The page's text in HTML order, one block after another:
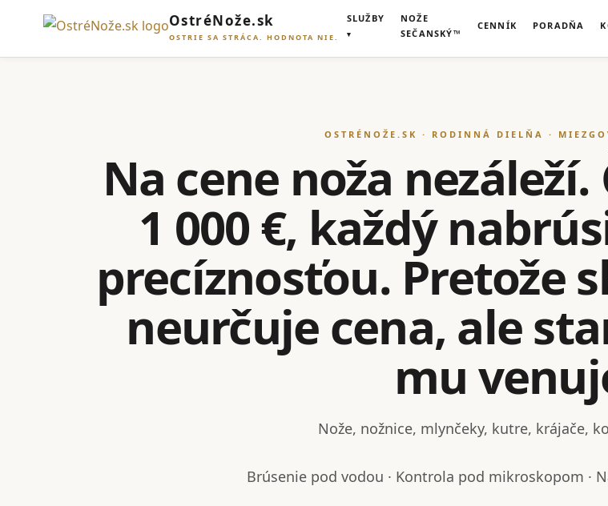
OstréNože.sk
OSTRIE SA STRÁCA. HODNOTA NIE.
SLUŽBY
NOŽE
SEČANSKÝ™
CENNÍK PORADŇA
OSTRÉNOŽE.SK · RODINNÁ DIELŇA ·
Na cene noža
1 000 €, každý
precíznosťou. Pretože
neurčuje cena, ale
mu
Nože, nožnice, mlynčeky, kutre, krájače,
Brúsenie pod vodou · Kontrola pod mikroskopom ·